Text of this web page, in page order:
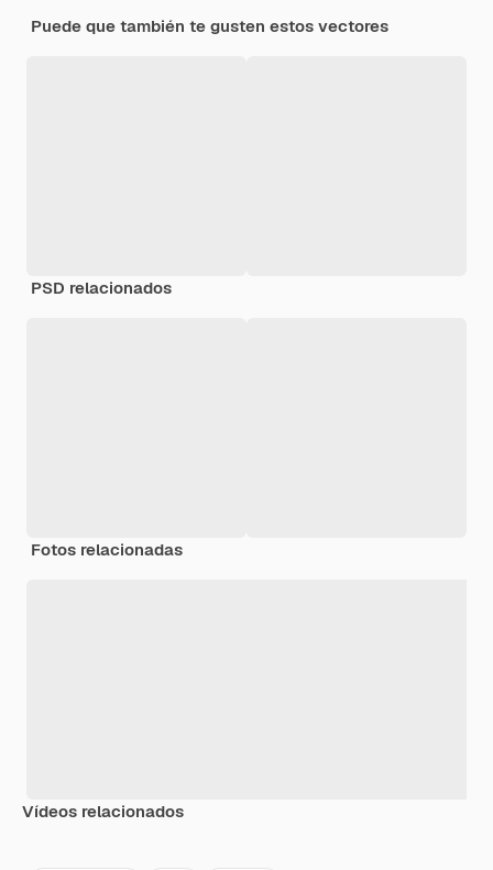
Puede que también te gusten estos vectores
PSD relacionados
Fotos relacionadas
Vídeos relacionados